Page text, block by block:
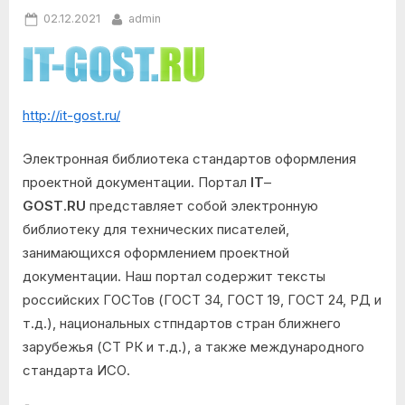
Posted
02.12.2021 By
admin
http://it-gost.ru/
Электронная библиотека стандартов оформления
проектной документации. Портал IT–
GOST.RU представляет собой электронную
библиотеку для технических писателей,
занимающихся оформлением проектной
документации. Наш портал содержит тексты
российских ГОСТов (ГОСТ 34, ГОСТ 19, ГОСТ 24, РД и
т.д.), национальных стпндартов стран ближнего
зарубежья (СТ РК и т.д.), а также международного
стандарта ИСО.